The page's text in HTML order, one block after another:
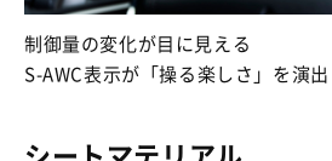
制御量の変化が目に見える
S-AWC表示が「操る楽しさ」を演出